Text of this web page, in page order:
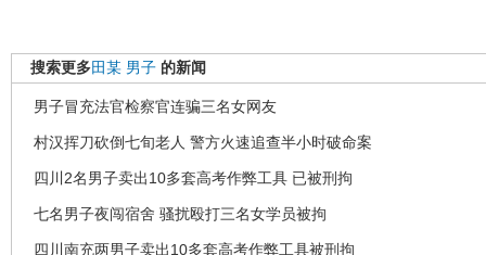
搜索更多田某 男子 的新闻
男子冒充法官检察官连骗三名女网友
村汉挥刀砍倒七旬老人 警方火速追查半小时破命案
四川2名男子卖出10多套高考作弊工具 已被刑拘
七名男子夜闯宿舍 骚扰殴打三名女学员被拘
四川南充两男子卖出10多套高考作弊工具被刑拘